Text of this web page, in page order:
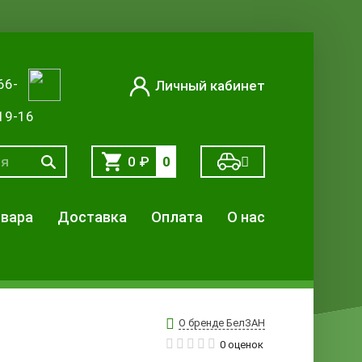
16
Личный кабинет
0 ₽ 0
Доставка Оплата О нас
О бренде БелЗАН
0 оценок